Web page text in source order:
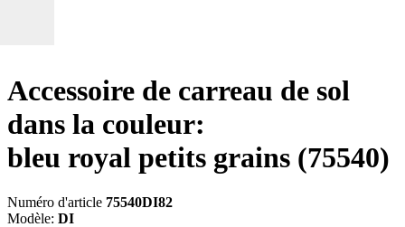
Accessoire de carreau de sol
dans la couleur:
bleu royal petits grains (75540)
Numéro d'article 75540DI82
Modèle: DI